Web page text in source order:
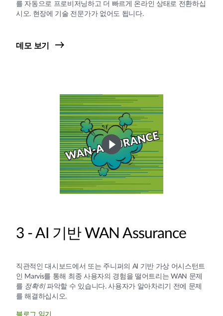
를 자동으로 프로비저닝하고 더 빠르게 온라인 상태로 전환하십
시오. 현장에 기술 전문가가 없어도 됩니다.
데모 보기
3 - AI 기반 WAN Assurance
직관적인 대시보드에서 또는 주니퍼의 AI 기반 가상 어시스턴트
인 Marvis를 통해 최종 사용자의 경험을 떨어트리는 WAN 문제
를 정확히파악할 수 있습니다. 사용자가 알아차리기 전에 문제
를 해결하십시오.
블로그 읽기